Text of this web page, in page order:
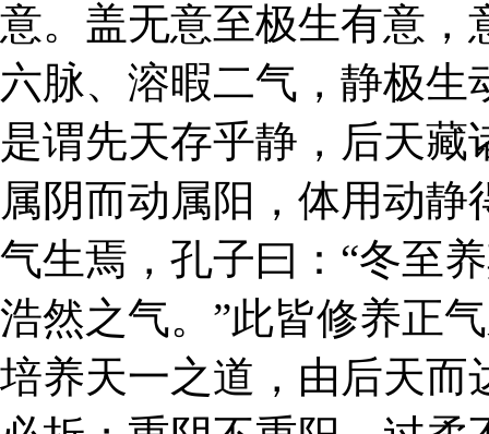
意。盖无意至极生有意，
六脉、溶暇二气，静极
是谓先天存乎静，后天
属阴而动属阳，体用动
气生焉，孔子曰：“冬至
浩然之气。”此皆修养正
培养天一之道，由后天而